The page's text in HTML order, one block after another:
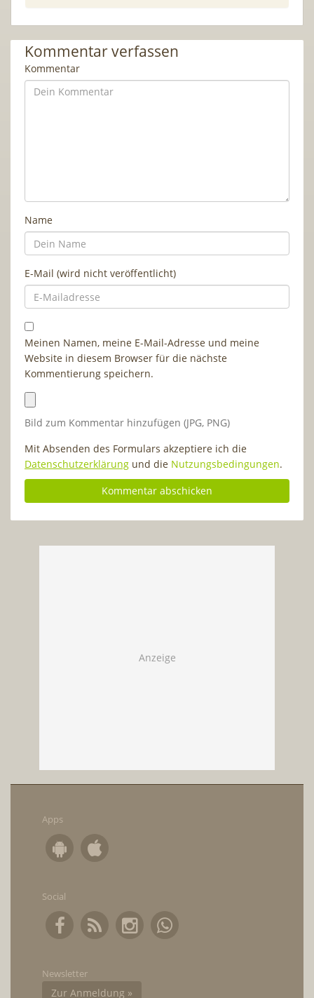
Kommentar verfassen
Kommentar
Name
E-Mail (wird nicht veröffentlicht)
Meinen Namen, meine E-Mail-Adresse und meine
Website in diesem Browser für die nächste
Kommentierung speichern.
Bild zum Kommentar hinzufügen (JPG, PNG)
Mit Absenden des Formulars akzeptiere ich die
Datenschutzerklärung und die Nutzungsbedingungen.
Apps
Social
Newsletter
Zur Anmeldung »